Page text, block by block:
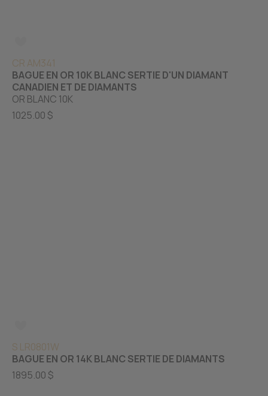
CR AM341
BAGUE EN OR 10K BLANC SERTIE D'UN DIAMANT
CANADIEN ET DE DIAMANTS
OR BLANC 10K
1025.00 $
S LR0801W
BAGUE EN OR 14K BLANC SERTIE DE DIAMANTS
1895.00 $